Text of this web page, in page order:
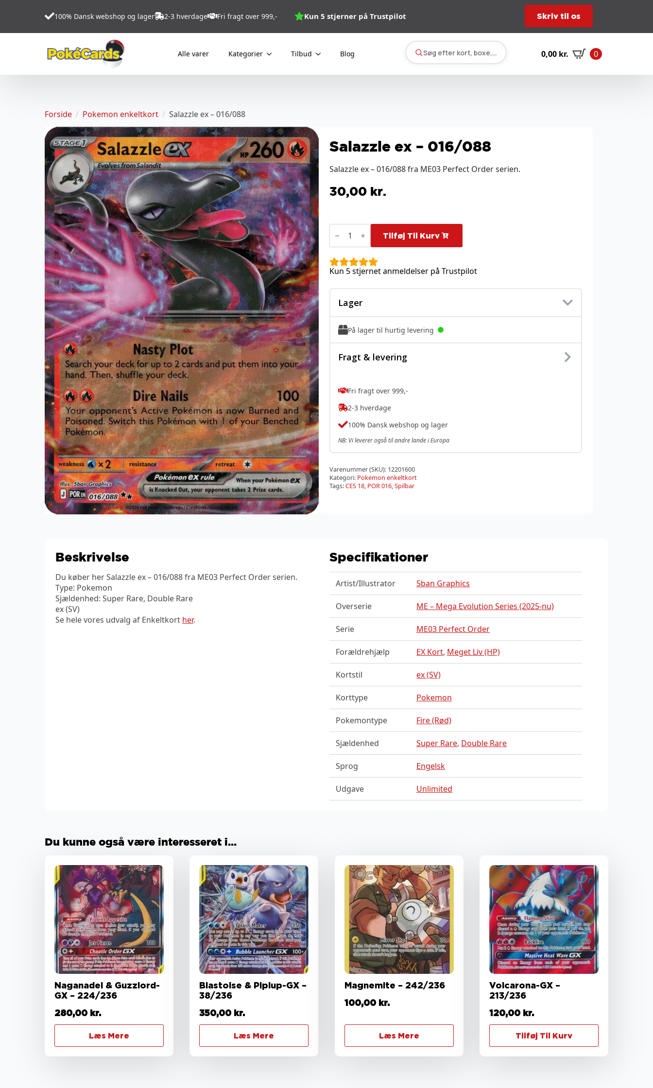
100% Dansk webshop og lager 2-3 hverdage Fri fragt over 999,- Kun 5 stjerner på Trustpilot Skriv til os
Alle varer Kategorier Tilbud Blog Søg efter kort, boxe, tilbehør… 0,00 kr. 0
Forside Pokemon enkeltkort Salazzle ex – 016/088
Salazzle ex – 016/088
Salazzle ex – 016/088 fra ME03 Perfect Order serien.
30,00 kr.
Salazzle
ex
016/088
antal
Tilføj Til Kurv
Kun 5 stjernet anmeldelser på Trustpilot
Lager
På lager til hurtig levering
Fragt & levering
Fri fragt over 999,-
2-3 hverdage
100% Dansk webshop og lager
NB: Vi leverer også til andre lande i Europa
Varenummer (SKU): 12201600
Kategori: Pokemon enkeltkort
Tags:CES 18, POR 016,Spilbar
Beskrivelse
Du køber her Salazzle ex – 016/088 fra ME03 Perfect Order serien.
Type: Pokemon
Sjældenhed: Super Rare, Double Rare
ex (SV)
Se hele vores udvalg af Enkeltkort her.
Specifikationer
Artist/Illustrator 5ban Graphics
Overserie ME – Mega Evolution Series (2025-nu)
Serie ME03 Perfect Order
Forældrehjælp EX Kort, Meget Liv (HP)
Kortstil ex (SV)
Korttype Pokemon
Pokemontype Fire (Rød)
Sjældenhed Super Rare, Double Rare
Sprog Engelsk
Udgave Unlimited
Du kunne også være interesseret i...
Naganadel & Guzzlord-
GX – 224/236
280,00 kr.
Læs Mere
Blastoise & Piplup-GX –
38/236
350,00 kr.
Læs Mere
Magnemite – 242/236
100,00 kr.
Læs Mere
Volcarona-GX –
213/236
120,00 kr.
Tilføj Til Kurv